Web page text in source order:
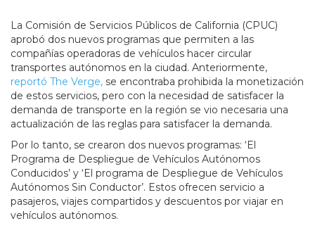
La Comisión de Servicios Públicos de California (CPUC)
aprobó dos nuevos programas que permiten a las
compañías operadoras de vehículos hacer circular
transportes autónomos en la ciudad. Anteriormente,
reportó The Verge, se encontraba prohibida la monetización
de estos servicios, pero con la necesidad de satisfacer la
demanda de transporte en la región se vio necesaria una
actualización de las reglas para satisfacer la demanda.
Por lo tanto, se crearon dos nuevos programas: ‘El
Programa de Despliegue de Vehículos Autónomos
Conducidos’ y ‘El programa de Despliegue de Vehículos
Autónomos Sin Conductor’. Estos ofrecen servicio a
pasajeros, viajes compartidos y descuentos por viajar en
vehículos autónomos.